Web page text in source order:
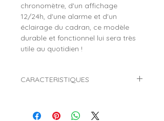
chronomètre, d'un affichage
12/24h, d'une alarme et d'un
éclairage du cadran, ce modèle
durable et fonctionnel lui sera très
utile au quotidien !
CARACTERISTIQUES
ICE Digit